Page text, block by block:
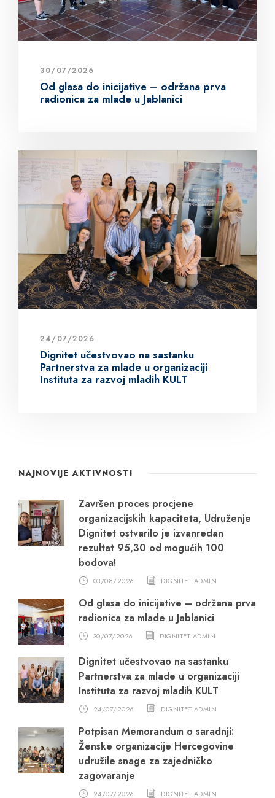
30/07/2026
Od glasa do inicijative – održana prva
radionica za mlade u Jablanici
24/07/2026
Dignitet učestvovao na sastanku
Partnerstva za mlade u organizaciji
Instituta za razvoj mladih KULT
NAJNOVIJE AKTIVNOSTI
Završen proces procjene
organizacijskih kapaciteta, Udruženje
Dignitet ostvarilo je izvanredan
rezultat 95,30 od mogućih 100
bodova!
03/08/2026 DIGNITET ADMIN
Od glasa do inicijative – održana prva
radionica za mlade u Jablanici
30/07/2026 DIGNITET ADMIN
Dignitet učestvovao na sastanku
Partnerstva za mlade u organizaciji
Instituta za razvoj mladih KULT
24/07/2026 DIGNITET ADMIN
Potpisan Memorandum o saradnji:
Ženske organizacije Hercegovine
udružile snage za zajedničko
zagovaranje
24/07/2026 DIGNITET ADMIN